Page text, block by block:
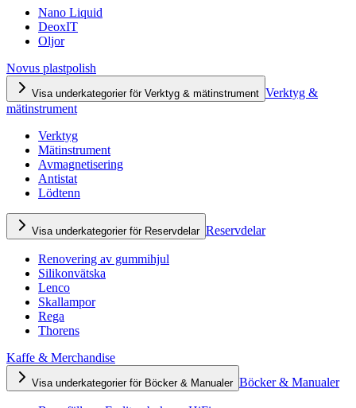
Nano Liquid
DeoxIT
Oljor
Novus plastpolish
Visa underkategorier för Verktyg & mätinstrument Verktyg &
mätinstrument
Verktyg
Mätinstrument
Avmagnetisering
Antistat
Lödtenn
Visa underkategorier för Reservdelar Reservdelar
Renovering av gummihjul
Silikonvätska
Lenco
Skallampor
Rega
Thorens
Kaffe & Merchandise
Visa underkategorier för Böcker & Manualer Böcker & Manualer